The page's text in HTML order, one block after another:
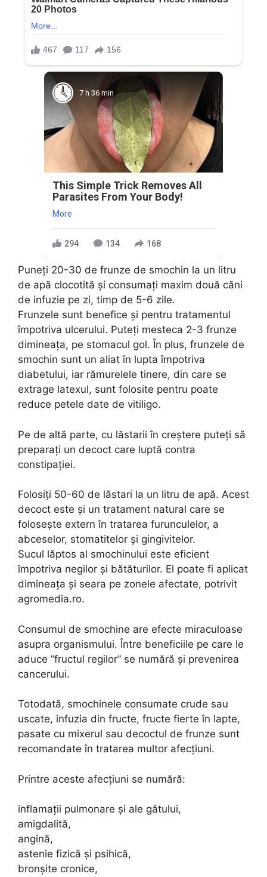
7 h 36 min
This Simple Trick Removes All
Parasites From Your Body!
More
294 134 168
Puneți 20-30 de frunze de smochin la un litru
de apă clocotită și consumați maxim două căni
de infuzie pe zi, timp de 5-6 zile.
Frunzele sunt benefice și pentru tratamentul
împotriva ulcerului. Puteți mesteca 2-3 frunze
dimineața, pe stomacul gol. În plus, frunzele de
smochin sunt un aliat în lupta împotriva
diabetului, iar rămurelele tinere, din care se
extrage latexul, sunt folosite pentru poate
reduce petele date de vitiligo.
Pe de altă parte, cu lăstarii în creștere puteți să
preparați un decoct care luptă contra
constipației.
Folosiți 50-60 de lăstari la un litru de apă. Acest
decoct este și un tratament natural care se
folosește extern în tratarea furunculelor, a
abceselor, stomatitelor și gingivitelor.
Sucul lăptos al smochinului este eficient
împotriva negilor și bătăturilor. El poate fi aplicat
dimineața și seara pe zonele afectate, potrivit
agromedia.ro.
Consumul de smochine are efecte miraculoase
asupra organismului. Între beneficiile pe care le
aduce ”fructul regilor” se numără și prevenirea
cancerului.
Totodată, smochinele consumate crude sau
uscate, infuzia din fructe, fructe fierte în lapte,
pasate cu mixerul sau decoctul de frunze sunt
recomandate în tratarea multor afecțiuni.
Printre aceste afecțiuni se numără:
inflamaţii pulmonare şi ale gâtului,
amigdalită,
angină,
astenie fizică şi psihică,
bronşite cronice,